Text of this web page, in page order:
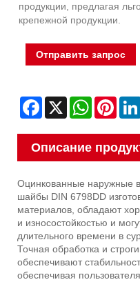
продукции, предлагая
крепежной продукции.
Отправить запрос
Facebook
X WhatsApp
Описание
Оцинкованные наружные
шайбы DIN 6798DD
материалов, обладают
и износостойкостью и
длительного времени в
Точная обработка и
обеспечивают
обеспечивая